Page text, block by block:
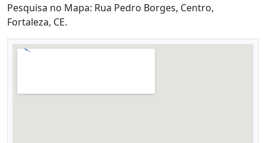
Pesquisa no Mapa: Rua Pedro Borges, Centro,
Fortaleza, CE.